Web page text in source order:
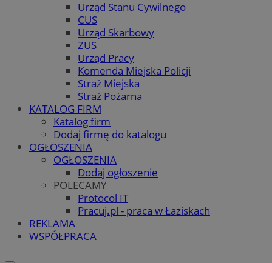
Urząd Stanu Cywilnego
CUS
Urząd Skarbowy
ZUS
Urząd Pracy
Komenda Miejska Policji
Straż Miejska
Straż Pożarna
KATALOG FIRM
Katalog firm
Dodaj firmę do katalogu
OGŁOSZENIA
OGŁOSZENIA
Dodaj ogłoszenie
POLECAMY
Protocol IT
Pracuj.pl - praca w Łaziskach
REKLAMA
WSPÓŁPRACA